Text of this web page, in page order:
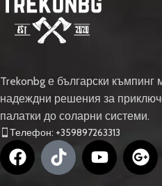
Trekonbg е български къмпинг
надеждни решения за
палатки до соларни системи.
Телефон: +359897263313